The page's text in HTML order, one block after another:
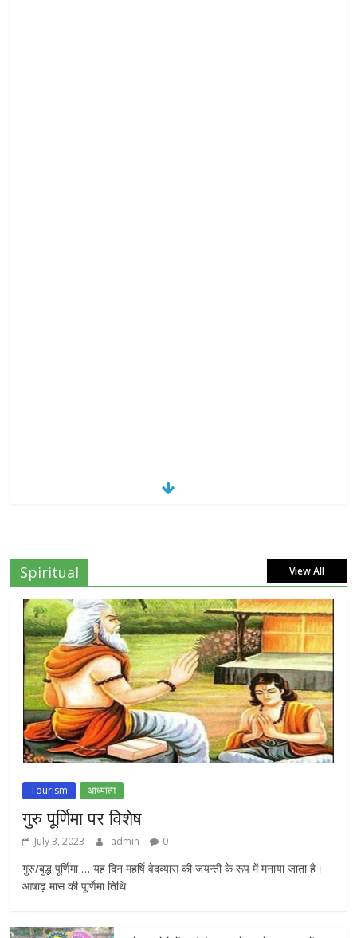
Spiritual View All
Tourism आध्यात्म
गुरु पूर्णिमा पर विशेष
July 3, 2023 admin 0
गुरु/बुद्ध पूर्णिमा … यह दिन महर्षि वेदव्यास की जयन्ती के रूप में मनाया जाता है।
आषाढ़ मास की पूर्णिमा तिथि